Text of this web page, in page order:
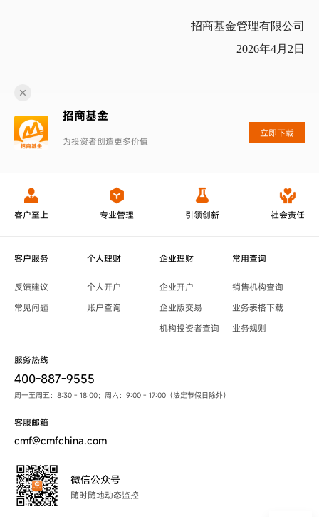
招商基金管理有限公司
2026年4月2日
招商基金
为投资者创造更多价值
立即下载
客户至上 专业管理 引领创新 社会责任
客户服务
反馈建议
常见问题
个人理财
个人开户
账户查询
企业理财
企业开户
企业版交易
机构投资者查询
常用查询
销售机构查询
业务表格下载
业务规则
服务热线
400-887-9555
周一至周五：8:30 - 18:00；周六：9:00 - 17:00（法定节假日除外）
客服邮箱
cmf@cmfchina.com
微信公众号
随时随地动态监控